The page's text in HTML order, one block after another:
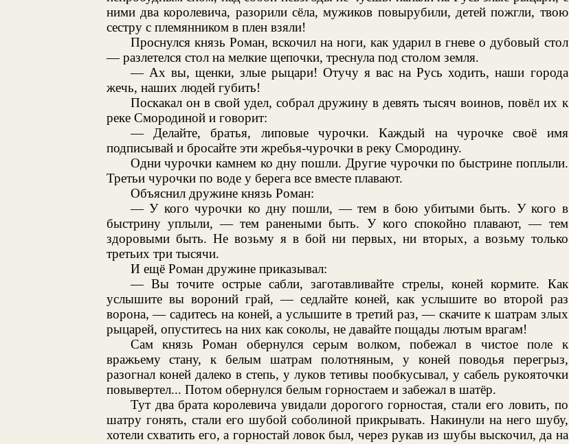
ними два королевича, разорили сёла, мужиков повырубили, детей пожгли, твою
сестру с племянником в плен взяли!
Проснулся князь Роман, вскочил на ноги, как ударил в гневе о дубовый стол
— разлетелся стол на мелкие щепочки, треснула под столом земля.
— Ах вы, щенки, злые рыцари! Отучу я вас на Русь ходить, наши города
жечь, наших людей губить!
Поскакал он в свой удел, собрал дружину в девять тысяч воинов, повёл их к
реке Смородиной и говорит:
— Делайте, братья, липовые чурочки. Каждый на чурочке своё имя
подписывай и бросайте эти жребья-чурочки в реку Смородину.
Одни чурочки камнем ко дну пошли. Другие чурочки по быстрине поплыли.
Третьи чурочки по воде у берега все вместе плавают.
Объяснил дружине князь Роман:
— У кого чурочки ко дну пошли, — тем в бою убитыми быть. У кого в
быстрину уплыли, — тем ранеными быть. У кого спокойно плавают, — тем
здоровыми быть. Не возьму я в бой ни первых, ни вторых, а возьму только
третьих три тысячи.
И ещё Роман дружине приказывал:
— Вы точите острые сабли, заготавливайте стрелы, коней кормите. Как
услышите вы вороний грай, — седлайте коней, как услышите во второй раз
ворона, — садитесь на коней, а услышите в третий раз, — скачите к шатрам злых
рыцарей, опуститесь на них как соколы, не давайте пощады лютым врагам!
Сам князь Роман обернулся серым волком, побежал в чистое поле к
вражьему стану, к белым шатрам полотняным, у коней поводья перегрыз,
разогнал коней далеко в степь, у луков тетивы пообкусывал, у сабель рукояточки
повывертел... Потом обернулся белым горностаем и забежал в шатёр.
Тут два брата королевича увидали дорогого горностая, стали его ловить, по
шатру гонять, стали его шубой соболиной прикрывать. Накинули на него шубу,
хотели схватить его, а горностай ловок был, через рукав из шубы выскочил, да на